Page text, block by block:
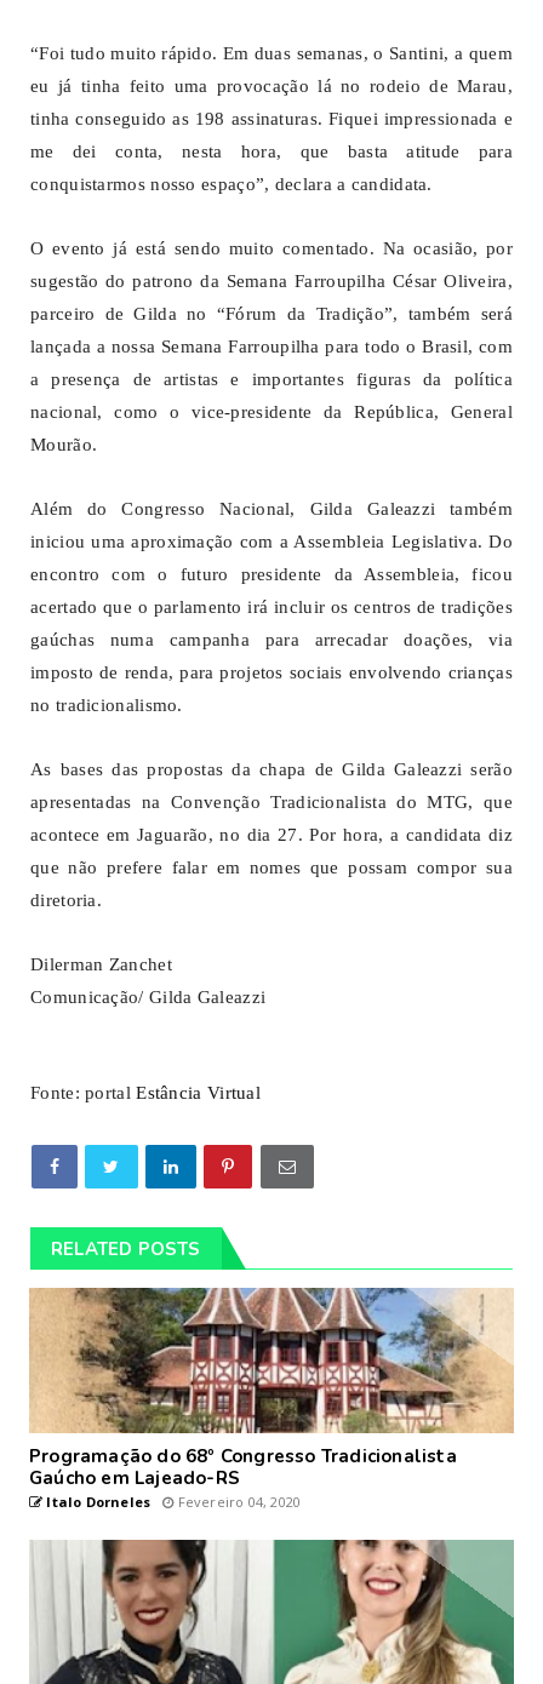
“Foi tudo muito rápido. Em duas semanas, o Santini, a quem
eu já tinha feito uma provocação lá no rodeio de Marau,
tinha conseguido as 198 assinaturas. Fiquei impressionada e
me dei conta, nesta hora, que basta atitude para
conquistarmos nosso espaço”, declara a candidata.
O evento já está sendo muito comentado. Na ocasião, por
sugestão do patrono da Semana Farroupilha César Oliveira,
parceiro de Gilda no “Fórum da Tradição”, também será
lançada a nossa Semana Farroupilha para todo o Brasil, com
a presença de artistas e importantes figuras da política
nacional, como o vice-presidente da República, General
Mourão.
Além do Congresso Nacional, Gilda Galeazzi também
iniciou uma aproximação com a Assembleia Legislativa. Do
encontro com o futuro presidente da Assembleia, ficou
acertado que o parlamento irá incluir os centros de tradições
gaúchas numa campanha para arrecadar doações, via
imposto de renda, para projetos sociais envolvendo crianças
no tradicionalismo.
As bases das propostas da chapa de Gilda Galeazzi serão
apresentadas na Convenção Tradicionalista do MTG, que
acontece em Jaguarão, no dia 27. Por hora, a candidata diz
que não prefere falar em nomes que possam compor sua
diretoria.
Dilerman Zanchet
Comunicação/ Gilda Galeazzi
Fonte: portalEstância Virtual
RELATED POSTS
Programação do 68º Congresso Tradicionalista
Gaúcho em Lajeado-RS
Italo Dorneles Fevereiro 04, 2020